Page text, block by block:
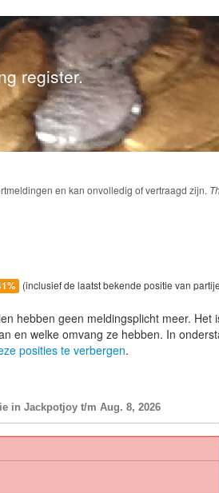
register.
en kan onvolledig of vertraagd zijn.
(inclusief de laatst bekende positie van
hebben geen meldingsplicht meer. Het
en welke omvang ze hebben. In
posities te verbergen.
in Jackpotjoy t/m Aug. 8, 2026